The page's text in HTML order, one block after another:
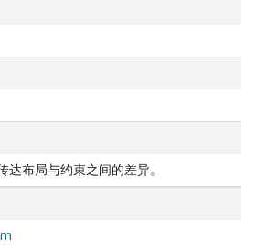
达布局与约束之间的差异。